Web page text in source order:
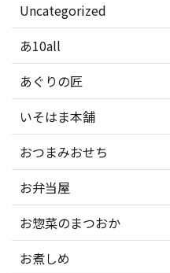
Uncategorized
あ10all
あぐりの匠
いそはま本舗
おつまみおせち
お弁当屋
お惣菜のまつおか
お煮しめ